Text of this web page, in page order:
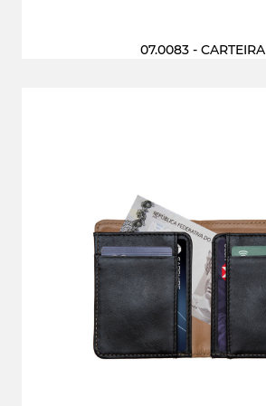
07.0083 - CARTEIRA